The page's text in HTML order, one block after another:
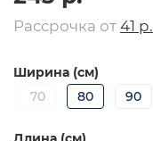
Рассрочка от 41 р.
Ширина (см)
70
80 90